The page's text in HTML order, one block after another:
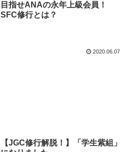
目指せANAの永年上級会員！
SFC修行とは？
2020.06.07
【JGC修行解脱！】「学生紫組」